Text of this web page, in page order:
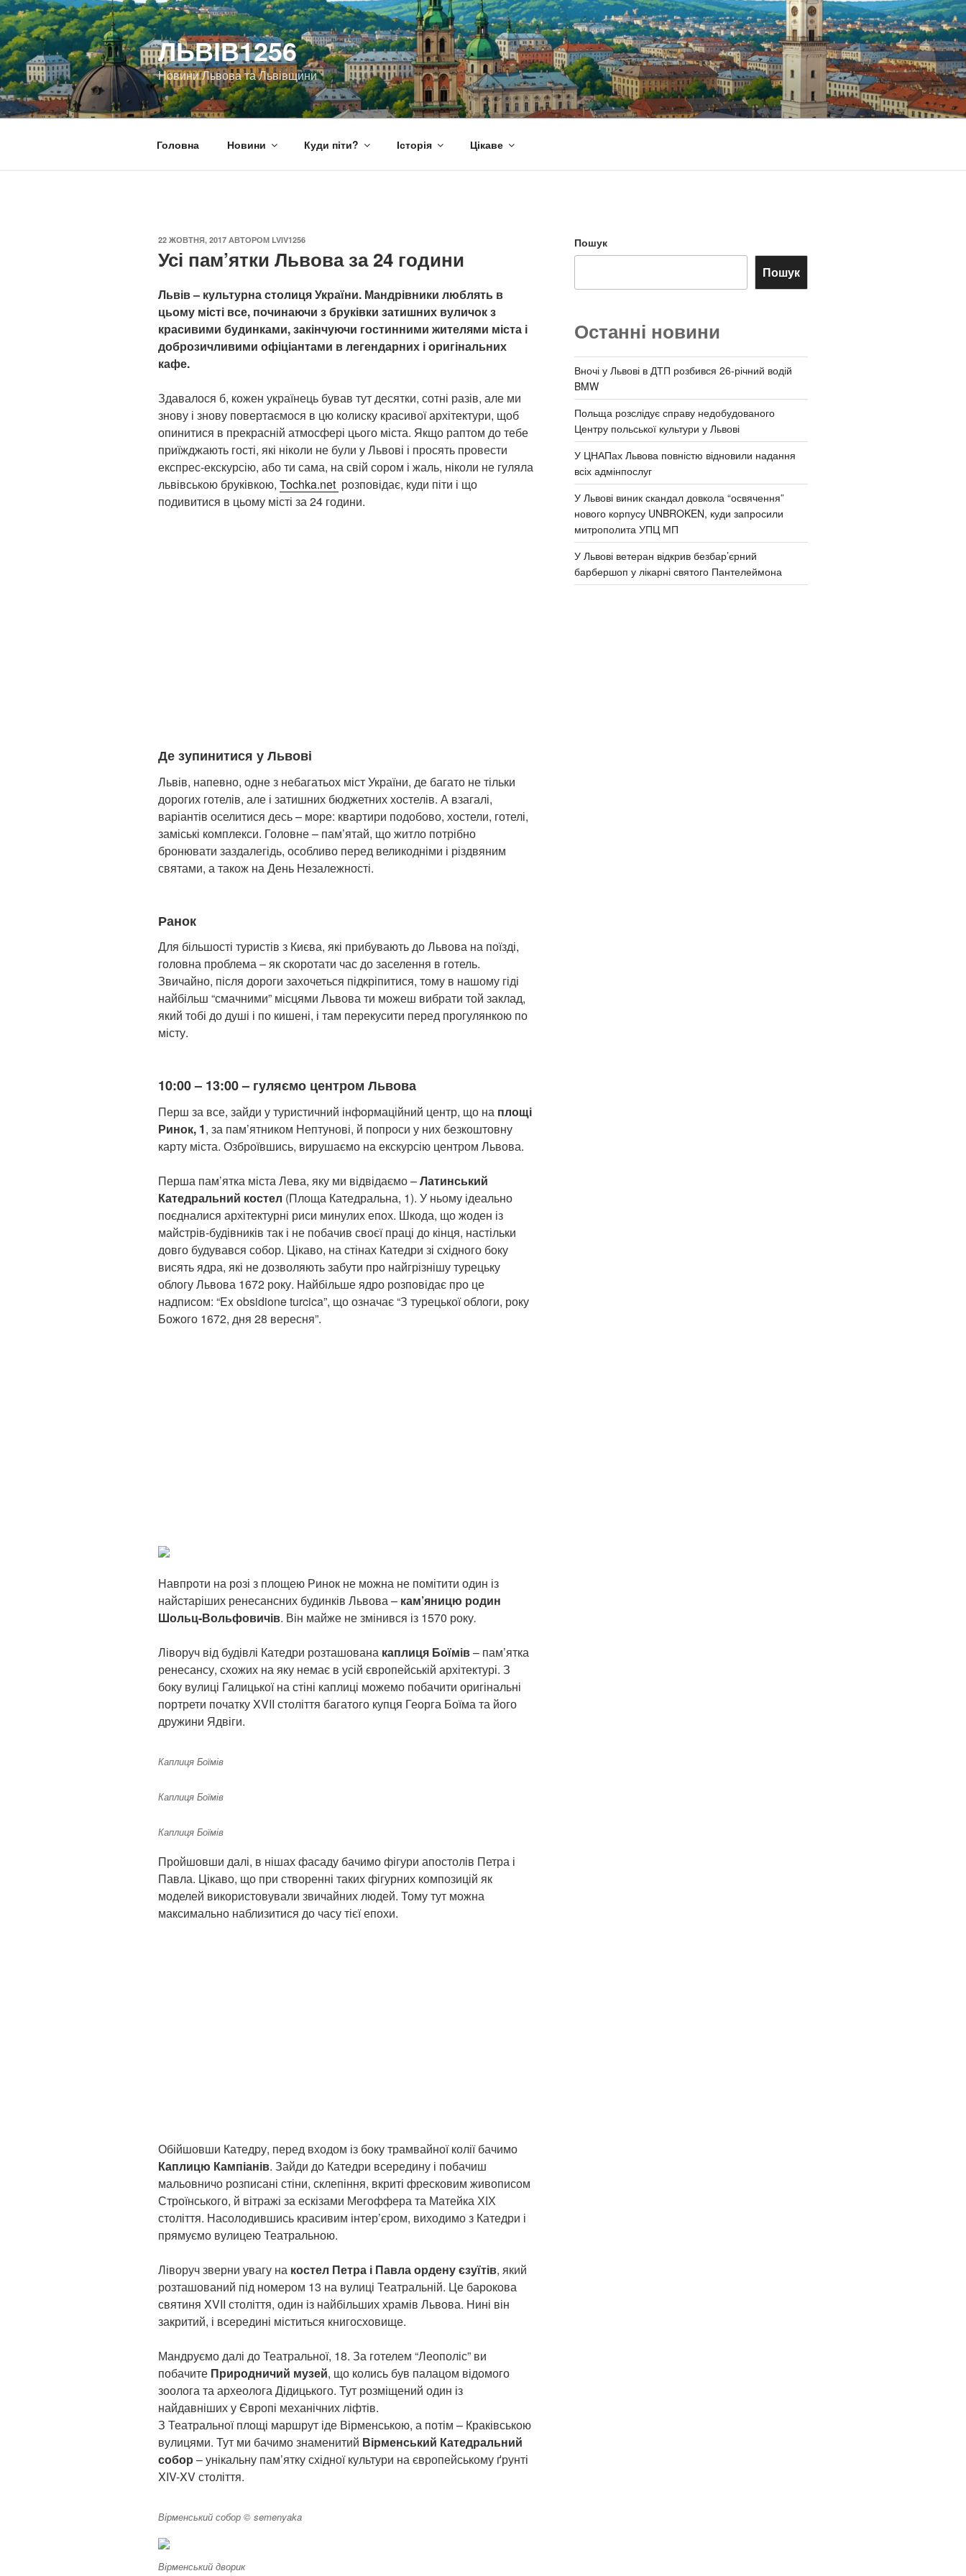
Перейти
до
вмісту
ЛЬВІВ1256
Новини Львова та Львівщини
Головна Новини Куди піти? Історія Цікаве
ОПУБЛІКОВАНО
22 ЖОВТНЯ, 2017 АВТОРОМ LVIV1256
Усі пам’ятки Львова за 24 години
Львів – культурна столиця України. Мандрівники люблять в
цьому місті все, починаючи з бруківки затишних вуличок з
красивими будинками, закінчуючи гостинними жителями міста і
доброзичливими офіціантами в легендарних і оригінальних
кафе.
Здавалося б, кожен українець бував тут десятки, сотні разів, але ми
знову і знову повертаємося в цю колиску красивої архітектури, щоб
опинитися в прекрасній атмосфері цього міста. Якщо раптом до тебе
приїжджають гості, які ніколи не були у Львові і просять провести
експрес-екскурсію, або ти сама, на свій сором і жаль, ніколи не гуляла
львівською бруківкою, Tochka.net розповідає, куди піти і що
подивитися в цьому місті за 24 години.
Де зупинитися у Львові
Львів, напевно, одне з небагатьох міст України, де багато не тільки
дорогих готелів, але і затишних бюджетних хостелів. А взагалі,
варіантів оселитися десь – море: квартири подобово, хостели, готелі,
заміські комплекси. Головне – пам’ятай, що житло потрібно
бронювати заздалегідь, особливо перед великодніми і різдвяним
святами, а також на День Незалежності.
Ранок
Для більшості туристів з Києва, які прибувають до Львова на поїзді,
головна проблема – як скоротати час до заселення в готель.
Звичайно, після дороги захочеться підкріпитися, тому в нашому гіді
найбільш “смачними” місцями Львова ти можеш вибрати той заклад,
який тобі до душі і по кишені, і там перекусити перед прогулянкою по
місту.
10:00 – 13:00 – гуляємо центром Львова
Перш за все, зайди у туристичний інформаційний центр, що на площі
Ринок, 1, за пам’ятником Нептунові, й попроси у них безкоштовну
карту міста. Озброївшись, вирушаємо на екскурсію центром Львова.
Перша пам’ятка міста Лева, яку ми відвідаємо –Латинський
Катедральний костел (Площа Катедральна, 1). У ньому ідеально
поєдналися архітектурні риси минулих епох. Шкода, що жоден із
майстрів-будівників так і не побачив своєї праці до кінця, настільки
довго будувався собор. Цікаво, на стінах Катедри зі східного боку
висять ядра, які не дозволяють забути про найгрізнішу турецьку
облогу Львова 1672 року. Найбільше ядро розповідає про це
надписом: “Ex obsidione turcica”, що означає “З турецької облоги, року
Божого 1672, дня 28 вересня”.
Навпроти на розі з площею Ринок не можна не помітити один із
найстаріших ренесансних будинків Львова – кам’яницю родин
Шольц-Вольфовичів. Він майже не змінився із 1570 року.
Ліворуч від будівлі Катедри розташована каплиця Боїмів– пам’ятка
ренесансу, схожих на яку немає в усій європейській архітектурі. З
боку вулиці Галицької на стіні каплиці можемо побачити оригінальні
портрети початку XVII століття багатого купця Георга Боїма та його
дружини Ядвіги.
Каплиця Боїмів
Каплиця Боїмів
Каплиця Боїмів
Пройшовши далі, в нішах фасаду бачимо фігури апостолів Петра і
Павла. Цікаво, що при створенні таких фігурних композицій як
моделей використовували звичайних людей. Тому тут можна
максимально наблизитися до часу тієї епохи.
Обійшовши Катедру, перед входом із боку трамвайної колії бачимо
Каплицю Кампіанів. Зайди до Катедри всередину і побачиш
мальовничо розписані стіни, склепіння, вкриті фресковим живописом
Строїнського, й вітражі за ескізами Мегоффера та Матейка ХІХ
століття. Насолодившись красивим інтер’єром, виходимо з Катедри і
прямуємо вулицею Театральною.
Ліворуч зверни увагу на костел Петра і Павла ордену єзуїтів, який
розташований під номером 13 на вулиці Театральній. Це барокова
святиня XVII століття, один із найбільших храмів Львова. Нині він
закритий, і всередині міститься книгосховище.
Мандруємо далі до Театральної, 18. За готелем “Леополіс” ви
побачите Природничий музей, що колись був палацом відомого
зоолога та археолога Дідицького. Тут розміщений один із
найдавніших у Європі механічних ліфтів.
З Театральної площі маршрут іде Вірменською, а потім – Краківською
вулицями. Тут ми бачимо знаменитий Вірменський Катедральний
собор – унікальну пам’ятку східної культури на європейському ґрунті
XIV-XV століття.
Вірменський собор © semenyaka
Вірменський дворик
Пошук
Пошук
Останні новини
Вночі у Львові в ДТП розбився 26-річний водій
BMW
Польща розслідує справу недобудованого
Центру польської культури у Львові
У ЦНАПах Львова повністю відновили надання
всіх адмінпослуг
У Львові виник скандал довкола “освячення”
нового корпусу UNBROKEN, куди запросили
митрополита УПЦ МП
У Львові ветеран відкрив безбар’єрний
барбершоп у лікарні святого Пантелеймона